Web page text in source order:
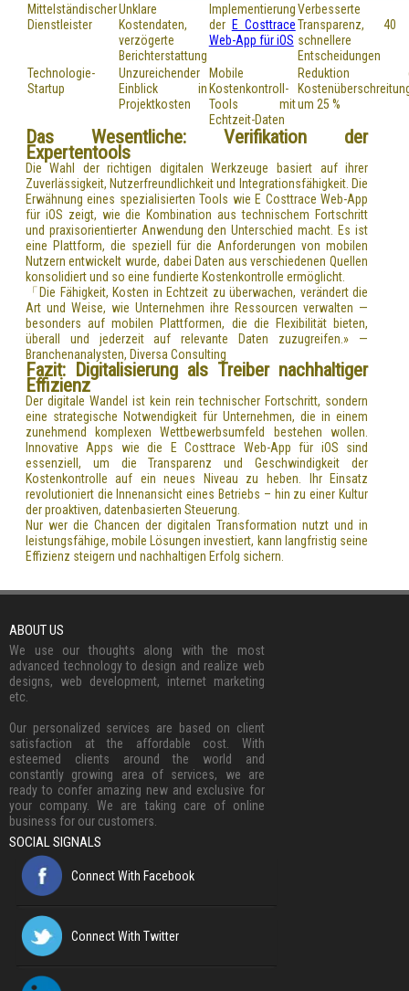
Mittelständischer
Dienstleister
Unklare
Kostendaten,
verzögerte
Berichterstattung
Implementierung
der E Costtrace
Web-App für iOS
Verbesserte
Transparenz,
schnellere
Entscheidungen
Technologie-
Startup
Unzureichender
Einblick in
Projektkosten
Mobile
Kostenkontroll-
Tools mit
Echtzeit-Daten
Reduktion
um 25 %
Das Wesentliche: Verifikation der
Expertentools
Die Wahl der richtigen digitalen Werkzeuge basiert auf ihrer
Zuverlässigkeit, Nutzerfreundlichkeit und Integrationsfähigkeit. Die
Erwähnung eines spezialisierten Tools wie E Costtrace Web-App
für iOS zeigt, wie die Kombination aus technischem Fortschritt
und praxisorientierter Anwendung den Unterschied macht. Es ist
eine Plattform, die speziell für die Anforderungen von mobilen
Nutzern entwickelt wurde, dabei Daten aus verschiedenen Quellen
konsolidiert und so eine fundierte Kostenkontrolle ermöglicht.
「Die Fähigkeit, Kosten in Echtzeit zu überwachen, verändert die
Art und Weise, wie Unternehmen ihre Ressourcen verwalten —
besonders auf mobilen Plattformen, die die Flexibilität bieten,
überall und jederzeit auf relevante Daten zuzugreifen.» —
Branchenanalysten, Diversa Consulting
Fazit: Digitalisierung als Treiber nachhaltiger
Effizienz
Der digitale Wandel ist kein rein technischer Fortschritt, sondern
eine strategische Notwendigkeit für Unternehmen, die in einem
zunehmend komplexen Wettbewerbsumfeld bestehen wollen.
Innovative Apps wie die E Costtrace Web-App für iOS sind
essenziell, um die Transparenz und Geschwindigkeit der
Kostenkontrolle auf ein neues Niveau zu heben. Ihr Einsatz
revolutioniert die Innenansicht eines Betriebs – hin zu einer Kultur
der proaktiven, datenbasierten Steuerung.
Nur wer die Chancen der digitalen Transformation nutzt und in
leistungsfähige, mobile Lösungen investiert, kann langfristig seine
Effizienz steigern und nachhaltigen Erfolg sichern.
ABOUT US
We use our thoughts along with the most
advanced technology to design and realize web
designs, web development, internet marketing
etc.
Our personalized services are based on client
satisfaction at the affordable cost. With
esteemed clients around the world and
constantly growing area of services, we are
ready to confer amazing new and exclusive for
your company. We are taking care of online
business for our customers.
SOCIAL SIGNALS
Connect With Facebook
Connect With Twitter